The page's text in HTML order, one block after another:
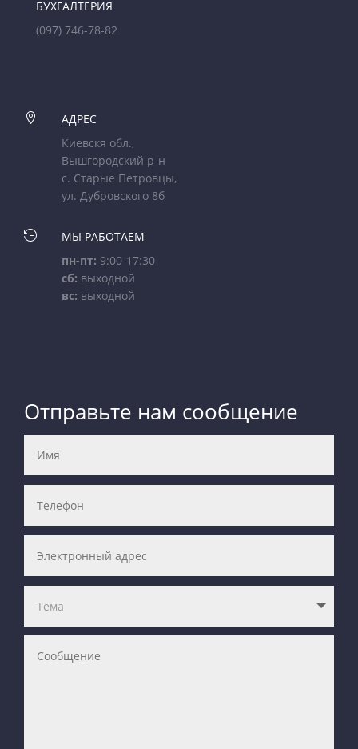
БУХГАЛТЕРИЯ
(097) 746-78-82

АДРЕС
Киевскя обл.,
Вышгородский р-н
с. Старые Петровцы,
ул. Дубровского 8б

МЫ РАБОТАЕМ
пн-пт: 9:00-17:30
сб: выходной
вс: выходной
Отправьте нам сообщение